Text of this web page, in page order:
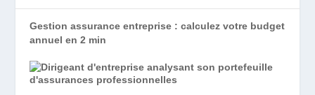
Gestion assurance entreprise : calculez votre budget
annuel en 2 min